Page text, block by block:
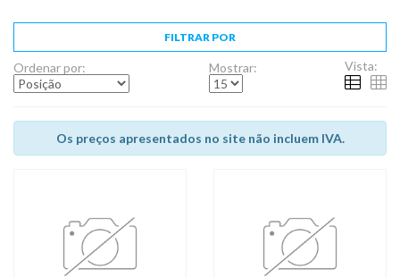
FILTRAR POR
Ordenar por: Mostrar: Vista:
Os preços apresentados no site não incluem IVA.